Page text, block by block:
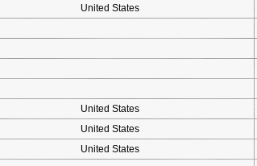
United States
United States
United States
United States